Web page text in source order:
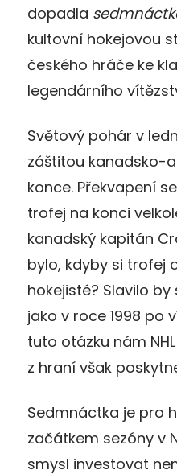
dopadla
kultovní hokejovou
českého hráče ke
legendárního
Světový pohár v
záštitou kanadsko-
konce. Překvapení
trofej na konci
kanadský kapitán
bylo, kdyby si trofej
hokejisté? Slavilo
jako v roce 1998 po
tuto otázku nám
z hraní však
Sedmnáctka je pro
začátkem sezóny v
smysl investovat